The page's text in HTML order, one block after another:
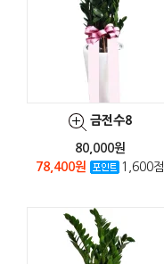
금전수8
80,000원
78,400원
1,600점